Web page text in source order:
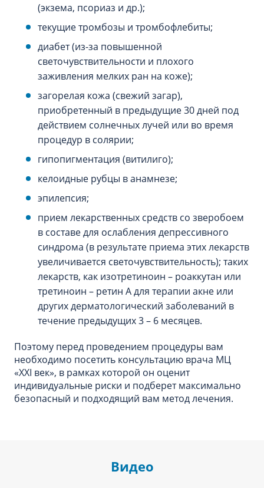
(экзема, псориаз и др.);
текущие тромбозы и тромбофлебиты;
диабет (из-за повышенной
светочувствительности и плохого
заживления мелких ран на коже);
загорелая кожа (свежий загар),
приобретенный в предыдущие 30 дней под
действием солнечных лучей или во время
процедур в солярии;
гипопигментация (витилиго);
келоидные рубцы в анамнезе;
эпилепсия;
прием лекарственных средств со зверобоем
в составе для ослабления депрессивного
синдрома (в результате приема этих лекарств
увеличивается светочувствительность); таких
лекарств, как изотретиноин – роаккутан или
третиноин – ретин A для терапии акне или
других дерматологический заболеваний в
течение предыдущих 3 – 6 месяцев.
Поэтому перед проведением процедуры вам
необходимо посетить консультацию врача МЦ
«XXI век», в рамках которой он оценит
индивидуальные риски и подберет максимально
безопасный и подходящий вам метод лечения.
Видео